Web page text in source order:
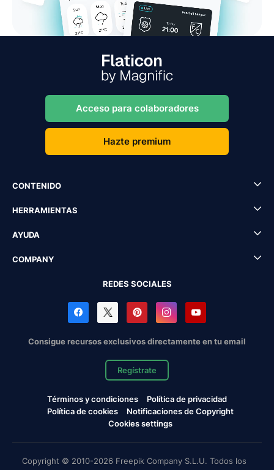
Acceso para colaboradores
Hazte premium
CONTENIDO
HERRAMIENTAS
AYUDA
COMPANY
REDES SOCIALES
Consigue recursos exclusivos directamente en tu email
Regístrate
Términos y condiciones
Política de privacidad
Política de cookies
Notificaciones de Copyright
Cookies settings
Copyright © 2010-2026 Freepik Company S.L.U. Todos los